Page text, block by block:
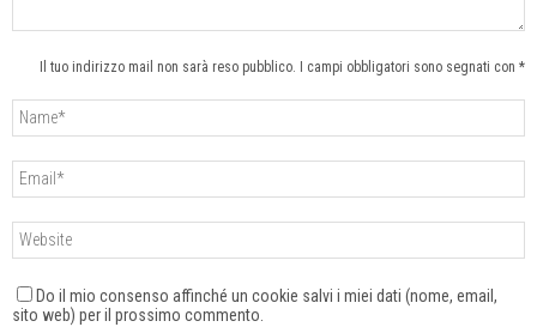
Il tuo indirizzo mail non sarà reso pubblico. I campi obbligatori sono segnati con *
Do il mio consenso affinché un cookie salvi i miei dati (nome, email,
sito web) per il prossimo commento.